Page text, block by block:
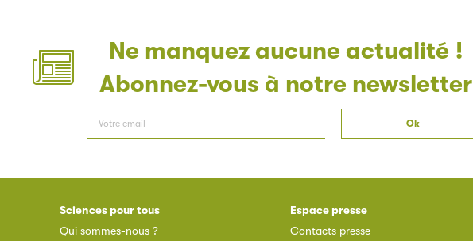
Ne manquez aucune actualité !
Abonnez-vous à notre newsletter
Sciences pour tous
Qui sommes-nous ?
Espace presse
Contacts presse